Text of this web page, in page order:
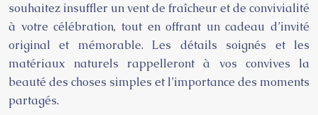
souhaitez insuffler un vent de fraîcheur et de convivialité
à votre célébration, tout en offrant un cadeau d’invité
original et mémorable. Les détails soignés et les
matériaux naturels rappelleront à vos convives la
beauté des choses simples et l’importance des moments
partagés.